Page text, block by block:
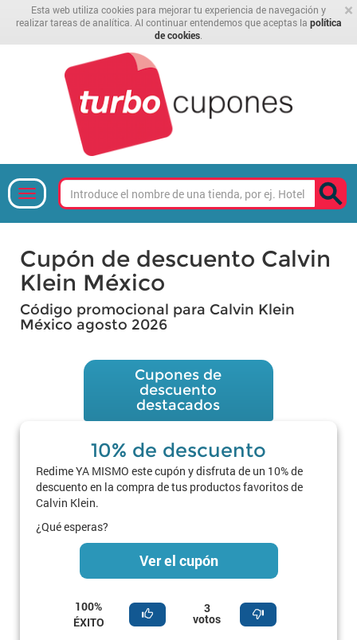
×
Esta web utiliza cookies para mejorar tu experiencia de navegación y
realizar tareas de analítica. Al continuar entendemos que aceptas la política
de cookies
Cupón de descuento Calvin
Klein México
Código promocional para Calvin Klein
México agosto 2026
Cupones de
descuento
destacados
10% de descuento
Redime YA MISMO este cupón y disfruta de un 10% de
descuento en la compra de tus productos favoritos de
Calvin Klein.
¿Qué esperas?
Ver el cupón
100%
ÉXITO
3
votos